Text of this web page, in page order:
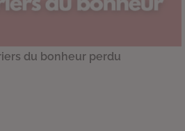
du bonheur perdu